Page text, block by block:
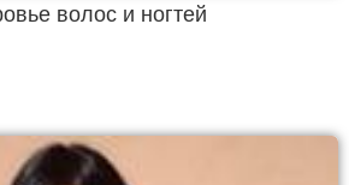
волос и ногтей